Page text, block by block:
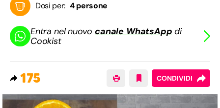
Dosi per: 4 persone
Entra nel nuovocanale WhatsApp di
Cookist
175 CONDIVIDI